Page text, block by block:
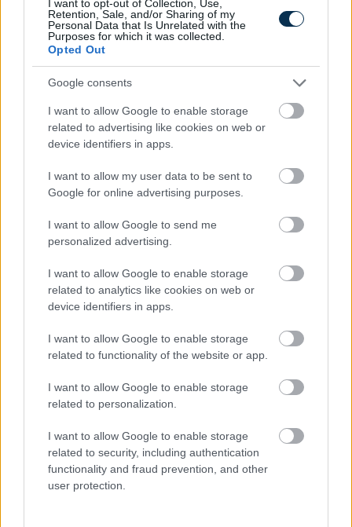
I want to opt-out of Collection, Use,
Retention, Sale, and/or Sharing of my
Personal Data that Is Unrelated with the
Purposes for which it was collected.
Opted Out
Google consents
I want to allow Google to enable storage
related to advertising like cookies on web or
device identifiers in apps.
I want to allow my user data to be sent to
Google for online advertising purposes.
I want to allow Google to send me
personalized advertising.
I want to allow Google to enable storage
related to analytics like cookies on web or
device identifiers in apps.
I want to allow Google to enable storage
related to functionality of the website or app.
I want to allow Google to enable storage
related to personalization.
I want to allow Google to enable storage
related to security, including authentication
functionality and fraud prevention, and other
user protection.
KISZÁMOLOM!
Mennyi illetéket kell fizetnem ingatlan vásárlásakor
KISZÁMOLOM!